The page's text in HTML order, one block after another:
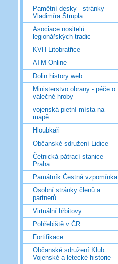
Pamětní desky - stránky
Vladimíra Štrupla
Asociace nositelů
legionářských tradic
KVH Litobratřice
ATM Online
Dolin history web
Ministerstvo obrany - péče o
válečné hroby
vojenská pietní místa na
mapě
Hloubkaři
Občanské sdružení Lidice
Četnická pátrací stanice
Praha
Památník Čestná vzpomínka
Osobní stránky členů a
partnerů
Virtuální hřbitovy
Pohřebiště v ČR
Fortifikace
Občanské sdružení Klub
Vojenské a letecké historie